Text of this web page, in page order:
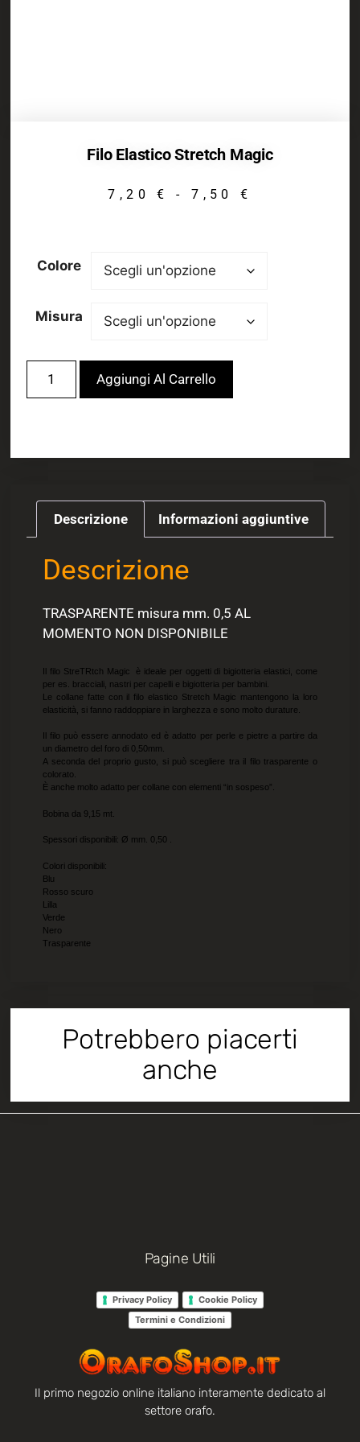
Filo Elastico Stretch Magic
7,20€ - 7,50€
Colore
Misura
Aggiungi Al Carrello
Descrizione Informazioni aggiuntive
Descrizione
TRASPARENTE misura mm. 0,5 AL
MOMENTO NON DISPONIBILE
Il filo StreTRtch Magic è ideale per oggetti di bigiotteria elastici, come
per es. bracciali, nastri per capelli e bigiotteria per bambini.
Le collane fatte con il filo elastico Stretch Magic mantengono la loro
elasticità, si fanno raddoppiare in larghezza e sono molto durature.
Il filo può essere annodato ed è adatto per perle e pietre a partire da
un diametro del foro di 0,50mm.
A seconda del proprio gusto, si può scegliere tra il filo trasparente o
colorato.
È anche molto adatto per collane con elementi “in sospeso”.
Bobina da 9,15 mt.
Spessori disponibili: Ø mm. 0,50 .
Colori disponibili:
Blu
Rosso scuro
Lilla
Verde
Nero
Trasparente
Potrebbero piacerti
anche
Pagine Utili
Privacy Policy
Cookie Policy
Termini e Condizioni
Il primo negozio online italiano interamente dedicato al
settore orafo.